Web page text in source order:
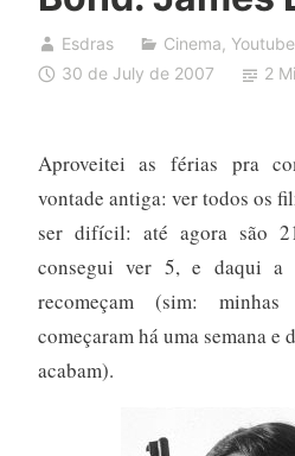
Esdras Cinema, Youtube
30 de July de 2007
2
Aproveitei as férias pra
vontade antiga: ver todos os
ser difícil: até agora são
consegui ver 5, e daqui a
recomeçam (sim:
começaram há uma semana e
acabam).